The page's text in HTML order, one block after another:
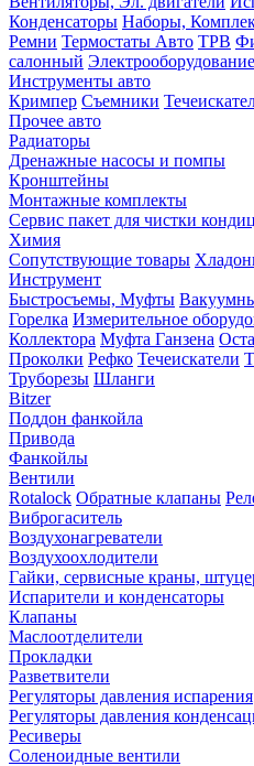
Конденсаторы Наборы,
Ремни Термостаты Авто ТРВ
салонный Электрооборудование
Инструменты авто
Кримпер Съемники
Прочее авто
Радиаторы
Дренажные насосы и помпы
Кронштейны
Монтажные комплекты
Сервис пакет для чистки
Химия
Сопутствующие товары
Инструмент
Быстросъемы, Муфты
Горелка Измерительное
Коллектора Муфта Ганзена
Проколки Рефко Течеискатели
Труборезы Шланги
Bitzer
Поддон фанкойла
Привода
Фанкойлы
Вентили
Rotalock Обратные клапаны
Виброгаситель
Воздухонагреватели
Воздухоохлодители
Гайки, сервисные краны,
Испарители и конденсаторы
Клапаны
Маслоотделители
Прокладки
Разветвители
Регуляторы давления испарения
Регуляторы давления
Ресиверы
Соленоидные вентили